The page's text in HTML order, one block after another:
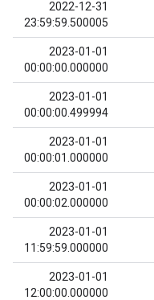
2022-12-31
23:59:59.500005
2023-01-01
00:00:00.000000
2023-01-01
00:00:00.499994
2023-01-01
00:00:01.000000
2023-01-01
00:00:02.000000
2023-01-01
11:59:59.000000
2023-01-01
12:00:00.000000